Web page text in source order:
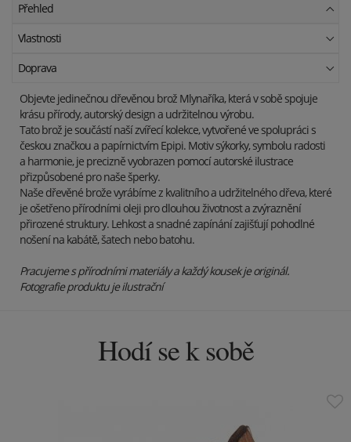
Přehled
Vlastnosti
Doprava
Objevte jedinečnou dřevěnou brož Mlynaříka, která v sobě spojuje
krásu přírody, autorský design a udržitelnou výrobu.
Tato brož je součástí naší zvířecí kolekce, vytvořené ve spolupráci s
českou značkou a papírnictvím Epipi. Motiv sýkorky, symbolu radosti
a harmonie, je precizně vyobrazen pomocí autorské ilustrace
přizpůsobené pro naše šperky.
Naše dřevěné brože vyrábíme z kvalitního a udržitelného dřeva, které
je ošetřeno přírodními oleji pro dlouhou životnost a zvýraznění
přirozené struktury. Lehkost a snadné zapínání zajišťují pohodlné
nošení na kabátě, šatech nebo batohu.
Pracujeme s přírodními materiály a každý kousek je originál.
Fotografie produktu je ilustrační
Hodí se k sobě